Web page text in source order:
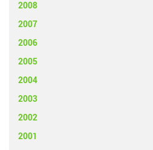
2008
2007
2006
2005
2004
2003
2002
2001